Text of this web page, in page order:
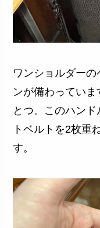
ワンショルダー
ンが備わってい
とつ。このハン
トベルトを2枚重
す。